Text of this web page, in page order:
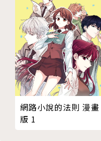
網路小說的法則 漫畫
版 1